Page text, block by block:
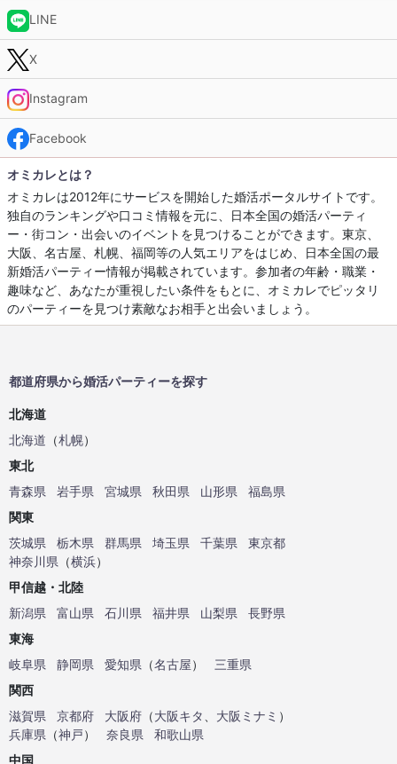
LINE
X
Instagram
Facebook
オミカレとは？
オミカレは2012年にサービスを開始した婚活ポータルサイトです。
独自のランキングや口コミ情報を元に、日本全国の婚活パーティ
ー・街コン・出会いのイベントを見つけることができます。東京、
大阪、名古屋、札幌、福岡等の人気エリアをはじめ、日本全国の最
新婚活パーティー情報が掲載されています。参加者の年齢・職業・
趣味など、あなたが重視したい条件をもとに、オミカレでピッタリ
のパーティーを見つけ素敵なお相手と出会いましょう。
都道府県から婚活パーティーを探す
北海道
北海道 （札幌）
東北
青森県
岩手県 宮城県 秋田県 山形県
福島県
関東
茨城県
栃木県 群馬県 埼玉県 千葉県
東京都
神奈川県 （横浜）
甲信越・北陸
新潟県
富山県 石川県 福井県 山梨県
長野県
東海
岐阜県
静岡県 愛知県 （名古屋）
三重県
関西
滋賀県
京都府 大阪府 （大阪キタ、 大阪ミナミ ）
兵庫県 （神戸） 奈良県
和歌山県
中国